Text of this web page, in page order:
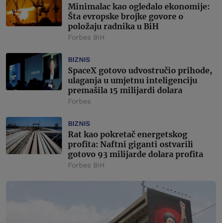
Minimalac kao ogledalo ekonomije:
Šta evropske brojke govore o
položaju radnika u BiH
Forbes BiH
BIZNIS
SpaceX gotovo udvostručio prihode,
ulaganja u umjetnu inteligenciju
premašila 15 milijardi dolara
Forbes
BIZNIS
Rat kao pokretač energetskog
profita: Naftni giganti ostvarili
gotovo 93 milijarde dolara profita
Forbes BiH